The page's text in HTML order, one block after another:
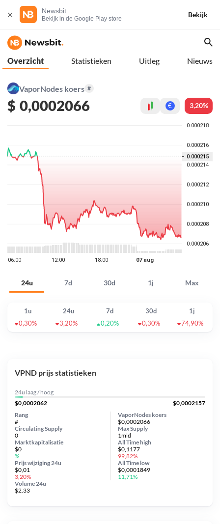
Newsbit
Bekijk in de Google Play store
Bekijk
Overzicht Statistieken Uitleg Nieuws
VaporNodes koers #
$ 0,0002066 € 3,20%
24u 7d 30d 1j Max
1u 24u 7d 30d
1j
0,30%
3,20% 0,20% 0,30% 74,90%
VPND prijs statistieken
24u laag / hoog
$0,0002062
$0,0002157
VaporNodes koers
$0,0002066
Circulating Supply
0
Prijs wijziging 24u
$0,01
3,20%
Max Supply
1mld
Marktkapitalisatie
$0
%
Volume 24u
$2.33
Rang
#
All Timehigh
$0,1177
99,82%
All Time low
$0,0001849
11,71%